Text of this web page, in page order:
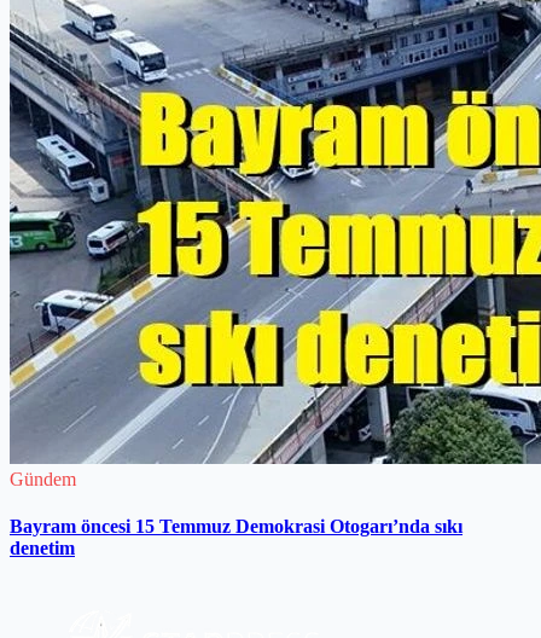
Gündem
Bayram öncesi 15 Temmuz Demokrasi Otogarı’nda sıkı
denetim